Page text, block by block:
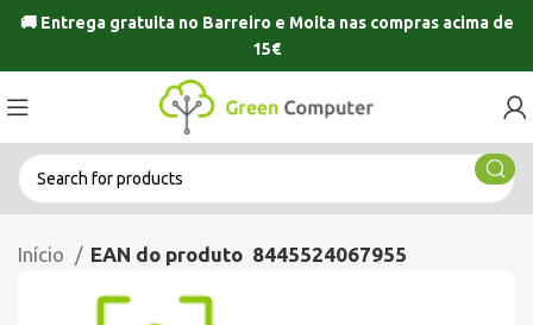
🚚 Entrega gratuita no Barreiro e Moitanas compras acima de
15€
Início EAN do produto 8445524067955